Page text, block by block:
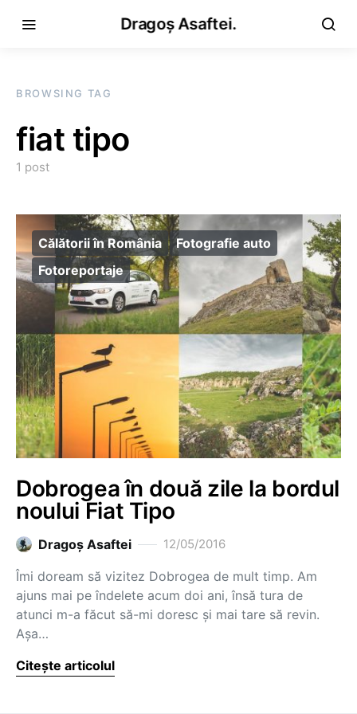
Dragoș Asaftei.
BROWSING TAG
fiat tipo
1 post
Călătorii în România
Fotografie auto
Fotoreportaje
Dobrogea în două zile la bordul
noului Fiat Tipo
Dragoş Asaftei 12/05/2016
Îmi doream să vizitez Dobrogea de mult timp. Am
ajuns mai pe îndelete acum doi ani, însă tura de
atunci m-a făcut să-mi doresc și mai tare să revin.
Așa…
Citește articolul